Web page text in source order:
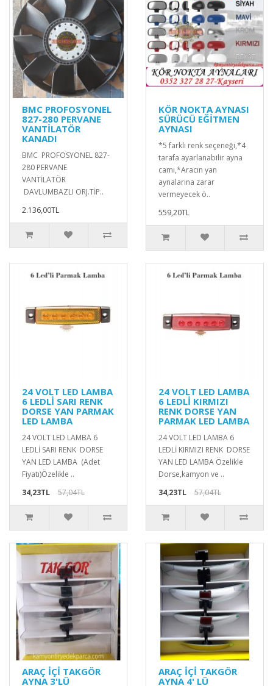
BMC PROFOSYONEL
827-280 PERVANE
VANTİLATÖR
KANADI
BMC PROFOSYONEL 827-
280 PERVANE
VANTİLATÖR
DAVLUMBAZLI ORJ.TİP..
2.136,00TL
KÖR NOKTA AYNASI
SÜRÜCÜ EĞİTMEN
AYNASI
*5 farklı renk seçeneği,*4
tarafa ayarlanabilir ayna
camı,*Aracın yan
aynalarına zarar
vermeyecek ö..
559,20TL
24 VOLT LED LAMBA
6 LEDLİ SARI RENK
DORSE YAN PARMAK
LED LAMBA
24 VOLT LED LAMBA 6
LEDLİ SARI RENK DORSE
YAN LED LAMBA (Adet
Fiyatı)Özelikle ..
34,23TL
57,04TL
24 VOLT LED LAMBA
6 LEDLİ KIRMIZI
RENK DORSE YAN
PARMAK LED LAMBA
24 VOLT LED LAMBA 6
LEDLİ KIRMIZI RENK DORSE
YAN LED LAMBA Özelikle
Dorse,kamyon ve ..
34,23TL
57,04TL
ARAÇ İÇİ TAKGÖR
AYNA 3'LÜ
ARAÇ İÇİ TAKGÖR
AYNA 4' LÜ